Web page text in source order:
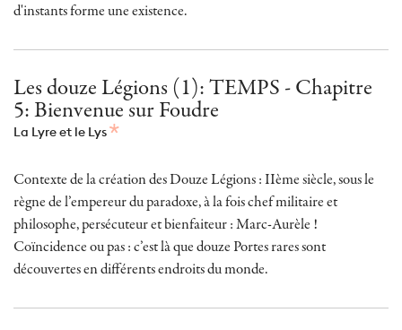
d'instants forme une existence.
Les douze Légions (1): TEMPS - Chapitre
5: Bienvenue sur Foudre
La Lyre et le Lys
Contexte de la création des Douze Légions : IIème siècle, sous le
règne de l’empereur du paradoxe, à la fois chef militaire et
philosophe, persécuteur et bienfaiteur : Marc-Aurèle !
Coïncidence ou pas : c’est là que douze Portes rares sont
découvertes en différents endroits du monde.